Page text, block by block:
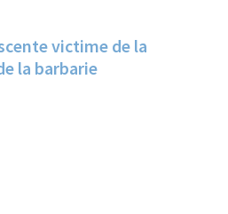
victime de la
la barbarie